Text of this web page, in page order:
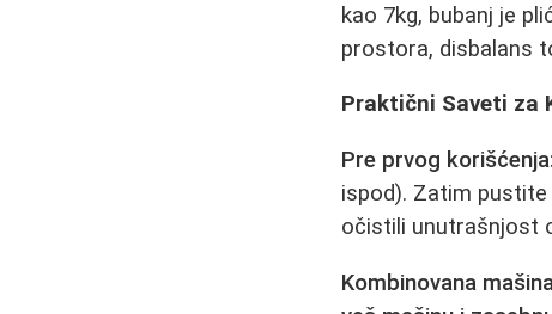
kao 7kg, bubanj je
prostora, disbalans
Praktični Saveti za
Pre prvog korišćenja:
ispod). Zatim pustite
očistili unutrašnjost
Kombinovana